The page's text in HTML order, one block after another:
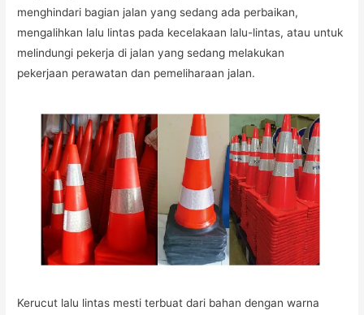
menghindari bagian jalan yang sedang ada perbaikan,
mengalihkan lalu lintas pada kecelakaan lalu-lintas, atau untuk
melindungi pekerja di jalan yang sedang melakukan
pekerjaan perawatan dan pemeliharaan jalan.
Kerucut lalu lintas mesti terbuat dari bahan dengan warna